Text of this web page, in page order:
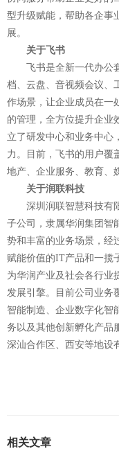
型升级赋能，帮助各企事
展。
关于飞书
飞书是全新一代办
档、云盘、音视频会议、
作场景，让企业成员在一
的管理，全方位提升企业
立了研发中心和业务中心
力。目前，飞书的用户覆
地产、企业服务、教育、
关于润联科技
深圳润联智慧科技有
子公司，隶属华润集团智
势和丰富的业务场景，经
赋能价值的IT产品和一揽
为华润产业及社会各行业
发展引擎。目前公司业务
智能制造、企业数字化智
务以及其他创新孵化产品
深汕合作区、西安等地设
相关文章